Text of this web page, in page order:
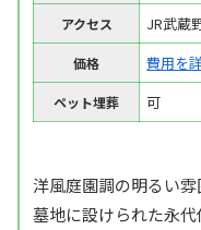
アクセス JR武蔵
価格 費用を
ペット埋葬 可
洋風庭園調の明るい
墓地に設けられた永代